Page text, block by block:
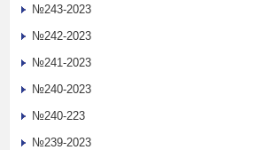
№243-2023
№242-2023
№241-2023
№240-2023
№240-223
№239-2023